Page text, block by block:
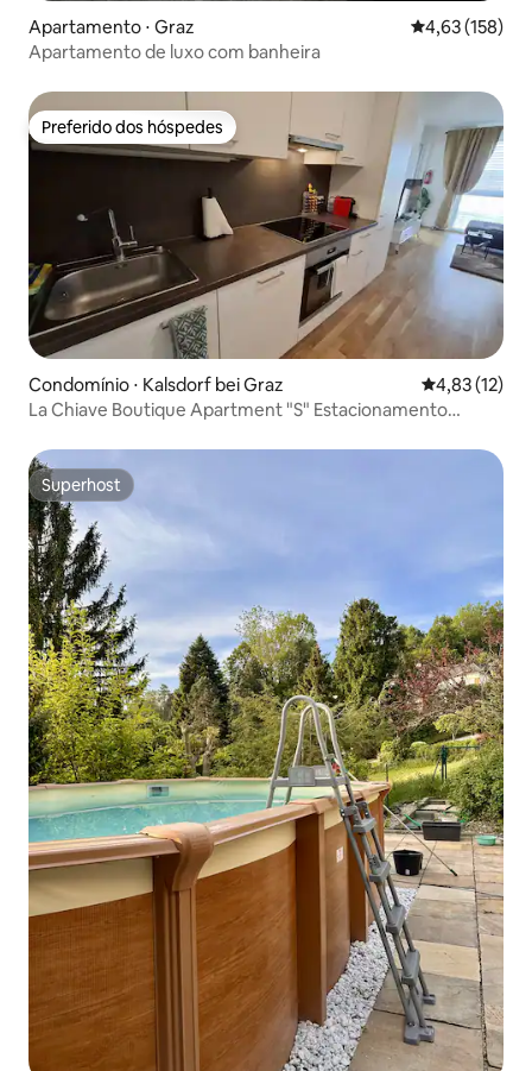
Apartamento ⋅ Graz 4,63 de uma
4,63 (158)
Apartamento de luxo com banheira
Preferido dos hóspedes
Preferido dos hóspedes
Condomínio ⋅ Kalsdorf bei Graz 4,83 de uma
4,83 (12)
La Chiave Boutique Apartment "S" Estacionamento
Superhost
Superhost